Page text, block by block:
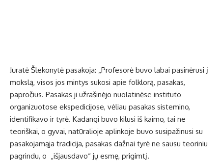
Jūratė Šlekonytė pasakoja: „Profesorė buvo labai pasinėrusi į
mokslą, visos jos mintys sukosi apie folklorą, pasakas,
papročius. Pasakas ji užrašinėjo nuolatinėse instituto
organizuotose ekspedicijose, vėliau pasakas sistemino,
identifikavo ir tyrė. Kadangi buvo kilusi iš kaimo, tai ne
teoriškai, o gyvai, natūralioje aplinkoje buvo susipažinusi su
pasakojamąja tradicija, pasakas dažnai tyrė ne sausu teoriniu
pagrindu, o „išjausdavo“ jų esmę, prigimtį.